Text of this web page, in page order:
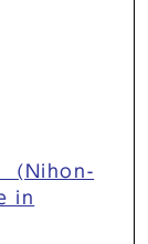
(Nihon-
in